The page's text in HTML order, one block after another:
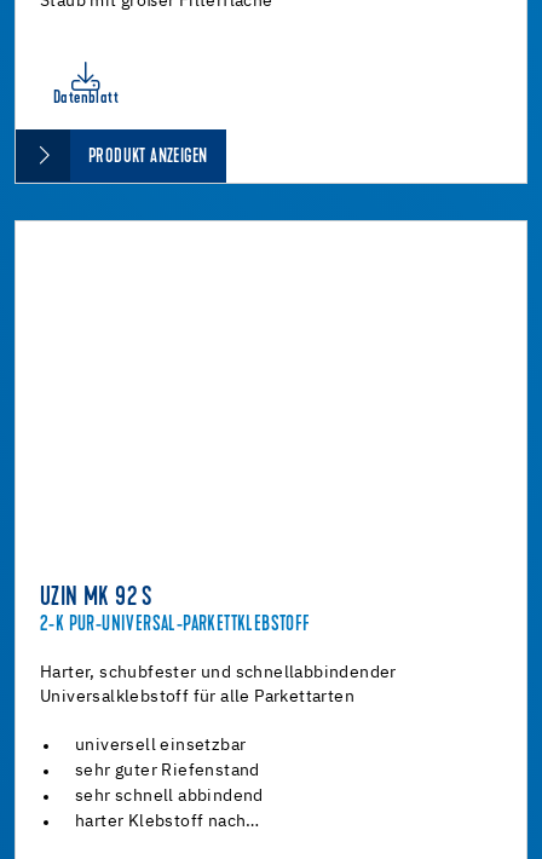
Datenblatt
PRODUKT ANZEIGEN
UZIN MK 92 S
2-K PUR-UNIVERSAL-PARKETTKLEBSTOFF
Harter, schubfester und schnellabbindender
Universalklebstoff für alle Parkettarten
universell einsetzbar
sehr guter Riefenstand
sehr schnell abbindend
harter Klebstoff nach…